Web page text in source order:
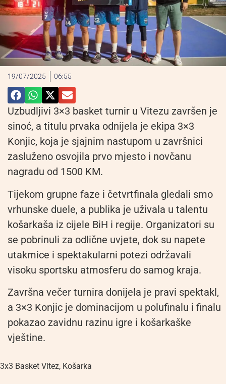
19/07/2025 06:55
Uzbudljivi 3×3 basket turnir u Vitezu završen je
sinoć, a titulu prvaka odnijela je ekipa 3×3
Konjic, koja je sjajnim nastupom u završnici
zasluženo osvojila prvo mjesto i novčanu
nagradu od 1500 KM.
Tijekom grupne faze i četvrtfinala gledali smo
vrhunske duele, a publika je uživala u talentu
košarkaša iz cijele BiH i regije. Organizatori su
se pobrinuli za odlične uvjete, dok su napete
utakmice i spektakularni potezi održavali
visoku sportsku atmosferu do samog kraja.
Završna večer turnira donijela je pravi spektakl,
a 3×3 Konjic je dominacijom u polufinalu i finalu
pokazao zavidnu razinu igre i košarkaške
vještine.
3x3 Basket Vitez, Košarka